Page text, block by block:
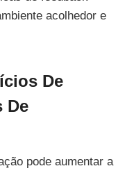
acolhedor e
De
De
pode aumentar a